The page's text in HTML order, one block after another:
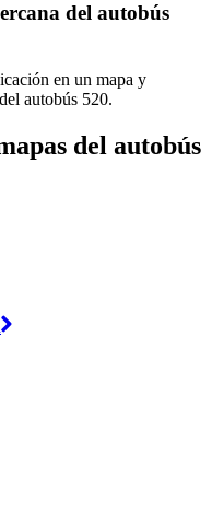
del autobús
en un mapa y
autobús 520.
del autobús